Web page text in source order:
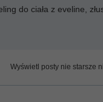
do ciała z eveline,
Wyświetl posty nie starsze